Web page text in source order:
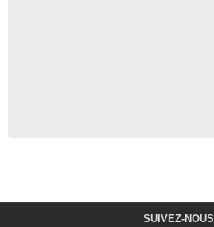
SUIVEZ-NOUS